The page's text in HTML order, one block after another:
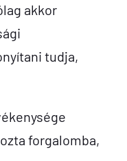
akkor
tudja,
forgalomba,